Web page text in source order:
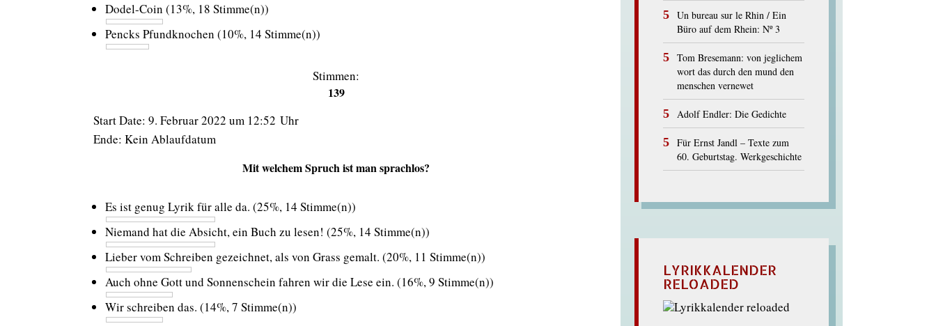
Dodel-Coin(13%, 18 Stimme(n))
Pencks Pfundknochen(10%, 14 Stimme(n))
Stimmen:
139
Start Date: 9. Februar 2022 um 12:52 Uhr
Ende: Kein Ablaufdatum
Mit welchem Spruch ist man sprachlos?
Es ist genug Lyrik für alle da.(25%, 14 Stimme(n))
Niemand hat die Absicht, ein Buch zu lesen!(25%, 14 Stimme(n))
Lieber vom Schreiben gezeichnet, als von Grass gemalt.(20%, 11 Stimme(n))
Auch ohne Gott und Sonnenschein fahren wir die Lese ein.(16%, 9 Stimme(n))
Wir schreiben das.(14%, 7 Stimme(n))
Un bureau sur le Rhin / Ein
Büro auf dem Rhein: Nº 3
Tom Bresemann: von jeglichem
wort das durch den mund den
menschen vernewet
Adolf Endler: Die Gedichte
Für Ernst Jandl – Texte zum
60. Geburtstag. Werkgeschichte
LYRIKKALENDER
RELOADED